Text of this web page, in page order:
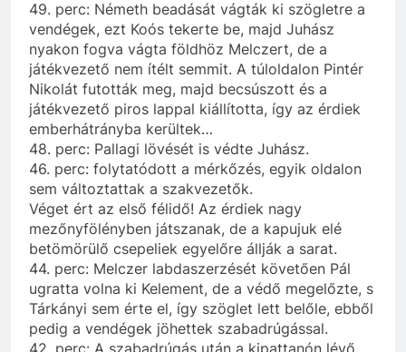
49. perc: Németh beadását vágták ki szögletre a
vendégek, ezt Koós tekerte be, majd Juhász
nyakon fogva vágta földhöz Melczert, de a
játékvezető nem ítélt semmit. A túloldalon Pintér
Nikolát futották meg, majd becsúszott és a
játékvezető piros lappal kiállította, így az érdiek
emberhátrányba kerültek…
48. perc: Pallagi lövését is védte Juhász.
46. perc: folytatódott a mérkőzés, egyik oldalon
sem változtattak a szakvezetők.
Véget ért az első félidő! Az érdiek nagy
mezőnyfölényben játszanak, de a kapujuk elé
betömörülő csepeliek egyelőre állják a sarat.
44. perc: Melczer labdaszerzését követően Pál
ugratta volna ki Kelement, de a védő megelőzte, s
Tárkányi sem érte el, így szöglet lett belőle, ebből
pedig a vendégek jöhettek szabadrúgással.
42. perc: A szabadrúgás után a kipattanón lévő